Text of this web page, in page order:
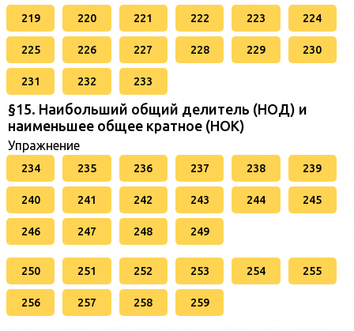
219 220 221 222 223 224
225 226 227 228 229 230
231 232 233
§15. Наибольший общий делитель (НОД) и
наименьшее общее кратное (НОК)
Упражнение
234 235 236 237 238 239
240 241 242 243 244 245
246 247 248 249
250 251 252 253 254 255
256 257 258 259